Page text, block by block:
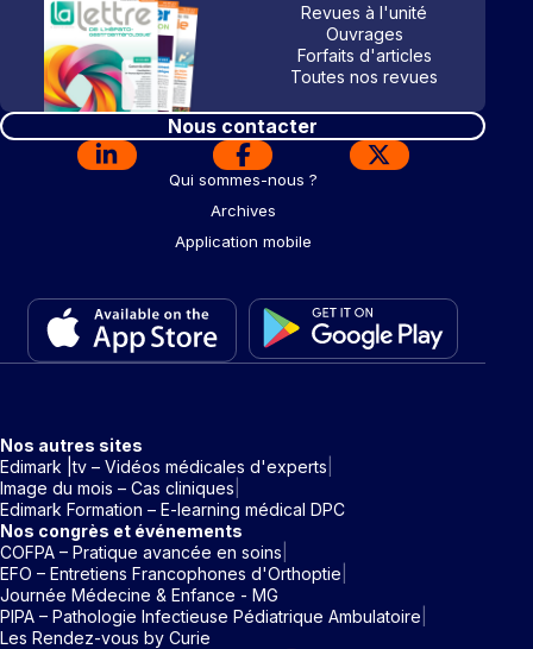
Revues à l'unité
Ouvrages
Forfaits d'articles
Toutes nos revues
Nous contacter
Qui sommes-nous ?
Archives
Application mobile
Nos autres sites
Edimark |tv – Vidéos médicales d'experts
Image du mois – Cas cliniques
Edimark Formation – E-learning médical DPC
Nos congrès et événements
COFPA – Pratique avancée en soins
EFO – Entretiens Francophones d'Orthoptie
Journée Médecine & Enfance - MG
PIPA – Pathologie Infectieuse Pédiatrique Ambulatoire
Les Rendez-vous by Curie